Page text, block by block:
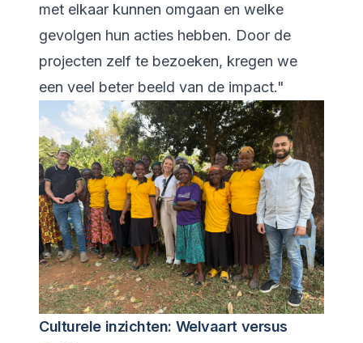
met elkaar kunnen omgaan en welke
gevolgen hun acties hebben. Door de
projecten zelf te bezoeken, kregen we
een veel beter beeld van de impact."
Culturele inzichten: Welvaart versus